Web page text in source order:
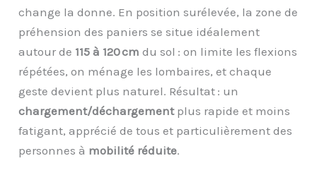
change la donne. En position surélevée, la zone de
préhension des paniers se situe idéalement
autour de 115 à 120 cm du sol : on limite les flexions
répétées, on ménage les lombaires, et chaque
geste devient plus naturel. Résultat : un
chargement/déchargementplus rapide et moins
fatigant, apprécié de tous et particulièrement des
personnes à mobilité réduite.